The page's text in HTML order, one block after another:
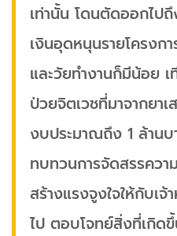
เท่านั้น โดนตัดออกไป
เงินอุดหนุนรายโครง
และวัยทำงานก็มีน้อย
ป่วยจิตเวชที่มาจากยา
งบประมาณถึง 1 ล้าน
ทบทวนการจัดสรรคว
สร้างแรงจูงใจให้กับเจ้
ไป ตอบโจทย์สิ่งที่เกิด